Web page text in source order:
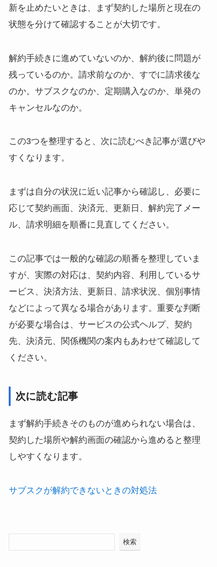
新を止めたいときは、まず契約した場所と現在の
状態を分けて確認することが大切です。
解約手続きに進めていないのか、解約後に問題が
残っているのか。請求前なのか、すでに請求後な
のか。サブスクなのか、定期購入なのか、単発の
キャンセルなのか。
この3つを整理すると、次に読むべき記事が選びや
すくなります。
まずは自分の状況に近い記事から確認し、必要に
応じて契約画面、決済元、更新日、解約完了メー
ル、請求明細を順番に見直してください。
この記事では一般的な確認の順番を整理していま
すが、実際の対応は、契約内容、利用しているサ
ービス、決済方法、更新日、請求状況、個別事情
などによって異なる場合があります。重要な判断
が必要な場合は、サービスの公式ヘルプ、契約
先、決済元、関係機関の案内もあわせて確認して
ください。
次に読む記事
まず解約手続きそのものが進められない場合は、
契約した場所や解約画面の確認から進めると整理
しやすくなります。
サブスクが解約できないときの対処法
検索